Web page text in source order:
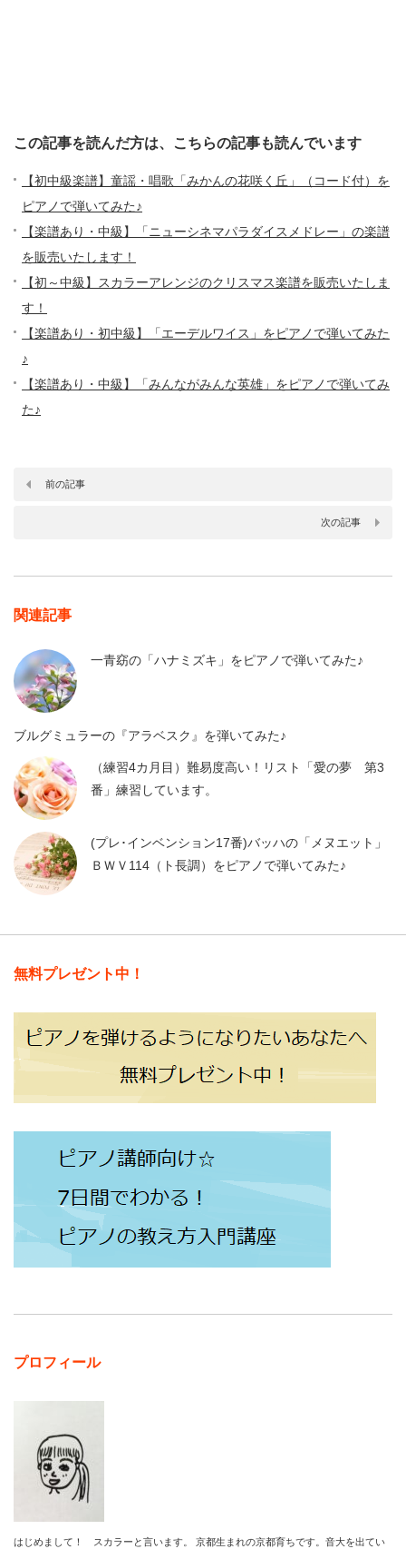
この記事を読んだ方は、こちらの記事も読んでいます
【初中級楽譜】童謡・唱歌「みかんの花咲く丘」（コード付）を
ピアノで弾いてみた♪
【楽譜あり・中級】「ニューシネマパラダイスメドレー」の楽譜
を販売いたします！
【初～中級】スカラーアレンジのクリスマス楽譜を販売いたしま
す！
【楽譜あり・初中級】「エーデルワイス」をピアノで弾いてみた
♪
【楽譜あり・中級】「みんながみんな英雄」をピアノで弾いてみ
た♪
前の記事
次の記事
関連記事
一青窈の「ハナミズキ」をピアノで弾いてみた♪
ブルグミュラーの『アラベスク』を弾いてみた♪
（練習4カ月目）難易度高い！リスト「愛の夢 第3
番」練習しています。
(プレ･インベンション17番)バッハの「メヌエット」
ＢＷＶ114（ト長調）をピアノで弾いてみた♪
無料プレゼント中！
プロフィール
はじめまして！ スカラーと言います。 京都生まれの京都育ちです。音大を出てい